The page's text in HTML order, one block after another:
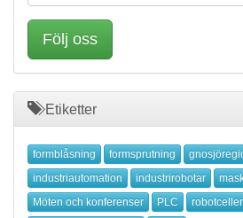
Följ oss
Etiketter
formblåsning formsprutning
industriautomation
industrirobotar
Möten och konferenser
PLC robotceller